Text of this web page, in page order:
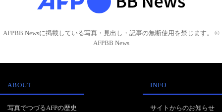
AFPBB Newsに掲載している写真・見出し・記事の無断使用を禁じます。 ©
AFPBB News
ABOUT
写真でつづるAFPの歴史
INFO
サイトからのお知らせ